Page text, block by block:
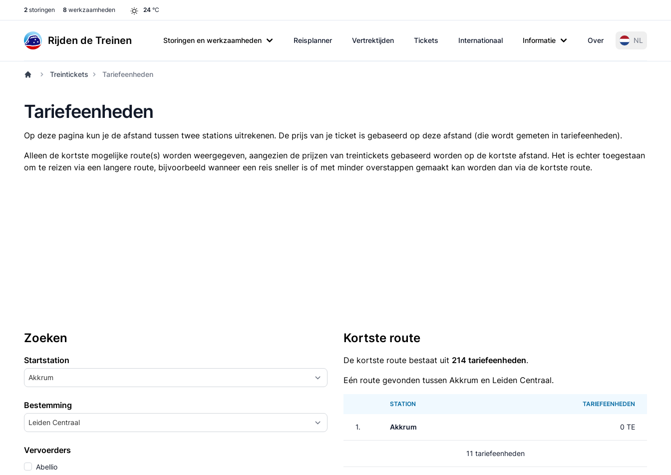
2 storingen 8 werkzaamheden 24 °C
Rijden de Treinen Storingen en werkzaamheden Reisplanner Vertrektijden Tickets Internationaal Informatie Over NL
Treintickets Tariefeenheden
Tariefeenheden
Op deze pagina kun je de afstand tussen twee stations uitrekenen. De prijs van je ticket is gebaseerd op deze afstand (die wordt gemeten in tariefeenheden).
Alleen de kortste mogelijke route(s) worden weergegeven, aangezien de prijzen van treintickets gebaseerd worden op de kortste afstand. Het is echter toegestaan
om te reizen via een langere route, bijvoorbeeld wanneer een reis sneller is of met minder overstappen gemaakt kan worden dan via de kortste route.
Zoeken
Startstation
Akkrum
Bestemming
Leiden Centraal
Vervoerders
Abellio
Kortste route
De kortste route bestaat uit 214 tariefeenheden.
Eén route gevonden tussen Akkrum en Leiden Centraal.
STATION TARIEFEENHEDEN
1. Akkrum 0 TE
11 tariefeenheden